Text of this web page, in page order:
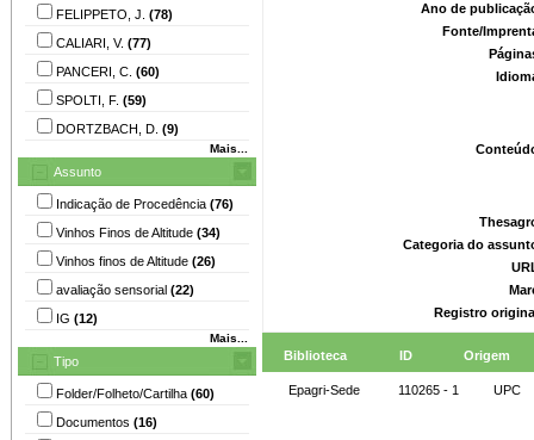
FELIPPETO, J. (78)
CALIARI, V. (77)
PANCERI, C. (60)
SPOLTI, F. (59)
DORTZBACH, D. (9)
Mais...
Assunto
Indicação de Procedência (76)
Vinhos Finos de Altitude (34)
Vinhos finos de Altitude (26)
avaliação sensorial (22)
IG (12)
Mais...
Tipo
Folder/Folheto/Cartilha (60)
Documentos (16)
Ano de
Fonte/
Categoria do
Registro
Biblioteca ID Origem
Epagri-Sede 110265 - 1 UPC